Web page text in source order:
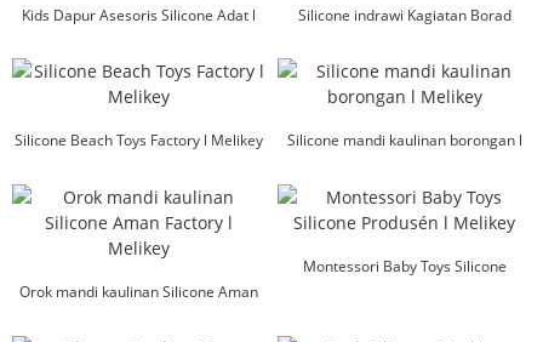
Kids Dapur Asesoris Silicone Adat l
Silicone indrawi Kagiatan Borad
Silicone Beach Toys Factory l Melikey
Silicone mandi kaulinan borongan l
Orok mandi kaulinan Silicone Aman
Montessori Baby Toys Silicone